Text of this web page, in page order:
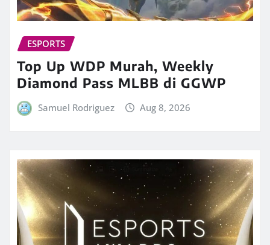
ESPORTS
Top Up WDP Murah, Weekly
Diamond Pass MLBB di GGWP
Samuel Rodriguez Aug 8, 2026